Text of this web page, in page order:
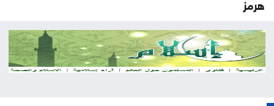
تصاريح عمل السوريين بالأردن تتراجع خلال النصف الأول
من العام